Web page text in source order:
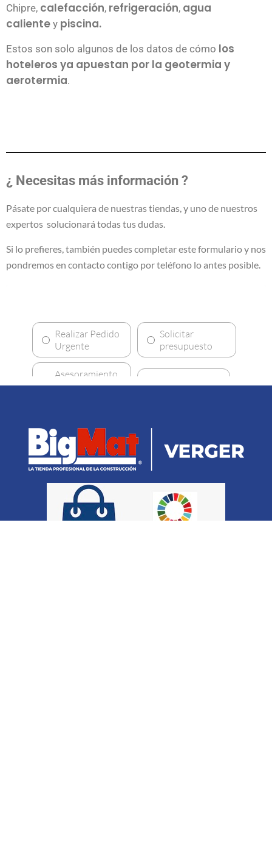
Chipre, calefacción, refrigeración, agua
caliente y piscina.
Estos son solo algunos de los datos de cómo los
hoteleros ya apuestan por la geotermia y
aerotermia.
¿ Necesitas más información ?
Pásate por cualquiera de nuestras tiendas, y uno de nuestros
expertos solucionará todas tus dudas.
Si lo prefieres, también puedes completar este formulario y nos
pondremos en contacto contigo por teléfono lo antes posible.